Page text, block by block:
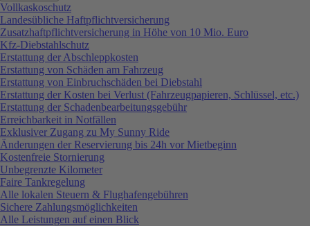
Vollkaskoschutz
Landesübliche Haftpflichtversicherung
Zusatzhaftpflichtversicherung in Höhe von 10 Mio. Euro
Kfz-Diebstahlschutz
Erstattung der Abschleppkosten
Erstattung von Schäden am Fahrzeug
Erstattung von Einbruchschäden bei Diebstahl
Erstattung der Kosten bei Verlust (Fahrzeugpapieren, Schlüssel, etc.)
Erstattung der Schadenbearbeitungsgebühr
Erreichbarkeit in Notfällen
Exklusiver Zugang zu My Sunny Ride
Änderungen der Reservierung bis 24h vor Mietbeginn
Kostenfreie Stornierung
Unbegrenzte Kilometer
Faire Tankregelung
Alle lokalen Steuern & Flughafengebühren
Sichere Zahlungsmöglichkeiten
Alle Leistungen auf einen Blick